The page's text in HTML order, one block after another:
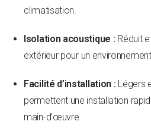
climatisation.
Isolation acoustique : Réduit
extérieur pour un
Facilité d’installation : Légers
permettent une installation
main-d’œuvre.